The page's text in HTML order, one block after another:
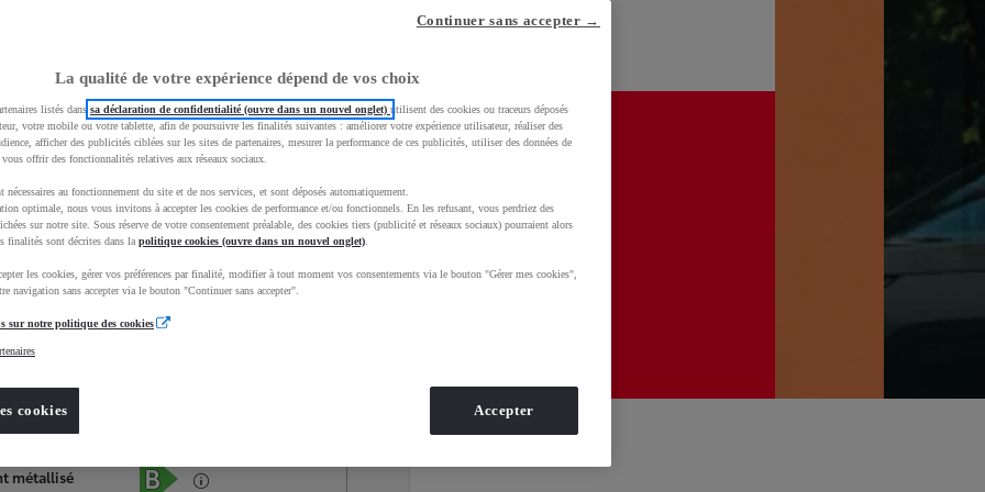
Services Concession
Occasions
métallisé
La qualité de votre expérience dépend de vos choix
listés dans sa déclaration de confidentialité (ouvre dans un nouvel onglet) utilisent des cookies ou traceurs déposés
votre mobile ou votre tablette, afin de poursuivre les finalités suivantes : améliorer votre expérience utilisateur, réaliser des
afficher des publicités ciblées sur les sites de partenaires, mesurer la performance de ces publicités, utiliser des données de
offrir des fonctionnalités relatives aux réseaux sociaux.
nécessaires au fonctionnement du site et de nos services, et sont déposés automatiquement.
optimale, nous vous invitons à accepter les cookies de performance et/ou fonctionnels. En les refusant, vous perdriez des
sur notre site. Sous réserve de votre consentement préalable, des cookies tiers (publicité et réseaux sociaux) pourraient alors
finalités sont décrites dans la politique cookies (ouvre dans un nouvel onglet)
les cookies, gérer vos préférences par finalité, modifier à tout moment vos consentements via le bouton "Gérer mes cookies",
navigation sans accepter via le bouton "Continuer sans accepter".
sur notre politique des cookies
cookies
Continuer sans accepter →
Accepter